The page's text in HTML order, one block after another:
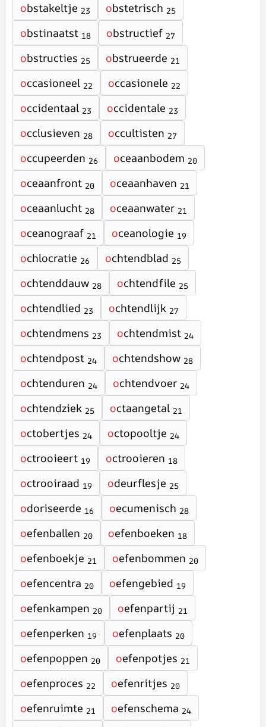
obstakeltje 23 obstetrisch 25
obstinaatst 18 obstructief 27
obstructies 25 obstrueerde 21
occasioneel 22 occasionele 22
occidentaal 23 occidentale 23
occlusieven 28 occultisten 27
occupeerden 26 oceaanbodem 20
oceaanfront 20 oceaanhaven 21
oceaanlucht 28 oceaanwater 21
oceanograaf 21 oceanologie 19
ochlocratie 26 ochtendblad 25
ochtenddauw 28 ochtendfile 25
ochtendlied 23 ochtendlijk 27
ochtendmens 23 ochtendmist 24
ochtendpost 24 ochtendshow 28
ochtenduren 24 ochtendvoer 24
ochtendziek 25 octaangetal 21
octobertjes 24 octopooltje 24
octrooieert 19 octrooieren 18
octrooiraad 19 odeurflesje 25
odoriseerde 16 oecumenisch 28
oefenballen 20 oefenboeken 18
oefenboekje 21 oefenbommen 20
oefencentra 20 oefengebied 19
oefenkampen 20 oefenpartij 21
oefenperken 19 oefenplaats 20
oefenpoppen 20 oefenpotjes 21
oefenproces 22 oefenritjes 20
oefenruimte 21 oefenschema 24